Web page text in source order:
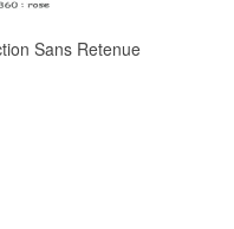
Sans Retenue